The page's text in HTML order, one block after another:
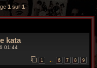
h
1 sur 1
kata
01:44
1 6 7 8 9